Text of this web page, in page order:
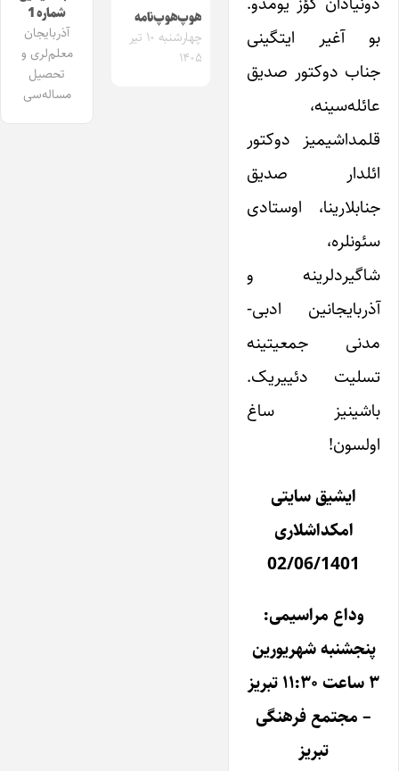
بو آغیر ایتگینی
جناب دوکتور صدیق
عائله‌سینه،
قلمداشیمیز دوکتور
ائلدار صدیق
جنابلارینا، اوستادی
سئونلره،
شاگیردلرینه و
آذربایجانین ادبی-
مدنی جمعیتینه
تسلیت دئییریک.
باشینیز ساغ
اولسون!
ایشیق سایتی
امکداشلاری
02/06/1401
وداع مراسیمی:
پنجشنبه شهریورین
۳ ساعت ۱۱:۳۰ تبریز
– مجتمع فرهنگی
تبریز
هوپ‌هوپ‌نامه
چهارشنبه ۱۰ تیر
۱۴۰۵
شماره 1
آذربایجان
معلم‌لری و
تحصیل
مساله‌سی